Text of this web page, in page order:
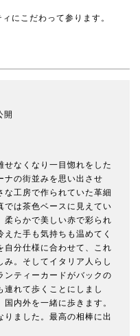
にこだわって参ります。
開
せなくなり一目惚れをした
ナの街並みを思い出させ
な工房で作られていた革細
では茶色ベースに見えてい
柔らかで美しい赤で彩られ
た手も気持ちも温めてく
自分仕様に合わせて、これ
。そしてイタリア人らし
ンティーカードがバックの
連れて歩くことにしまし
内外を一緒に歩きます。
りました。最高の相棒に出